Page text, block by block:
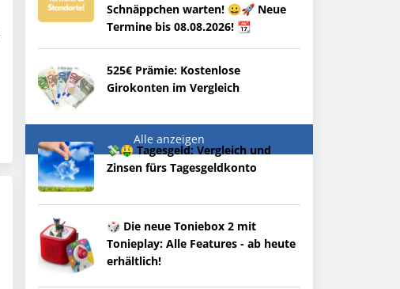
Schnäppchen warten! 😀🚀 Neue
Termine bis 08.08.2026! 📆
525€ Prämie: Kostenlose
Girokonten im Vergleich
Alle anzeigen
💸🤑 Tagesgeld: Vergleich und
Zinsen fürs Tagesgeldkonto
🎲 Die neue Toniebox 2 mit
Tonieplay: Alle Features - ab heute
erhältlich!